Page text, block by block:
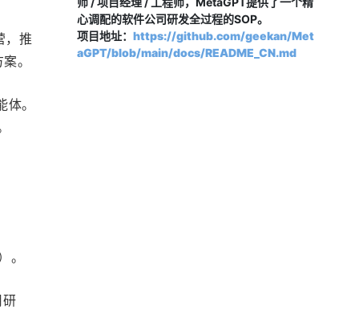
，推
。
。
。
研
心调配的软件公司研发全过程的SOP。
项目地址： https://github.com/geekan/Met
aGPT/blob/main/docs/README_CN.md